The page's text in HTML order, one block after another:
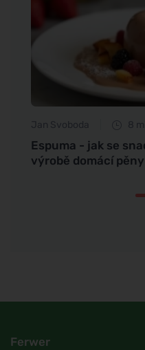
Jan Svoboda 8
Espuma - jak se
výrobě domácí pěny
Ferwer